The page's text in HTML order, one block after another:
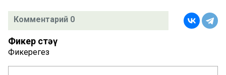
Комментарий 0
Фикер өстәү
Фикерегез